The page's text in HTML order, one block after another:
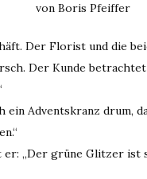
von Boris Pfeiffer
Der Florist und die
Der Kunde
ein Adventskranz drum,
„Der grüne Glitzer ist